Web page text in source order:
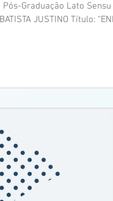
Pós-Graduação Lato
JUSTINO Título: